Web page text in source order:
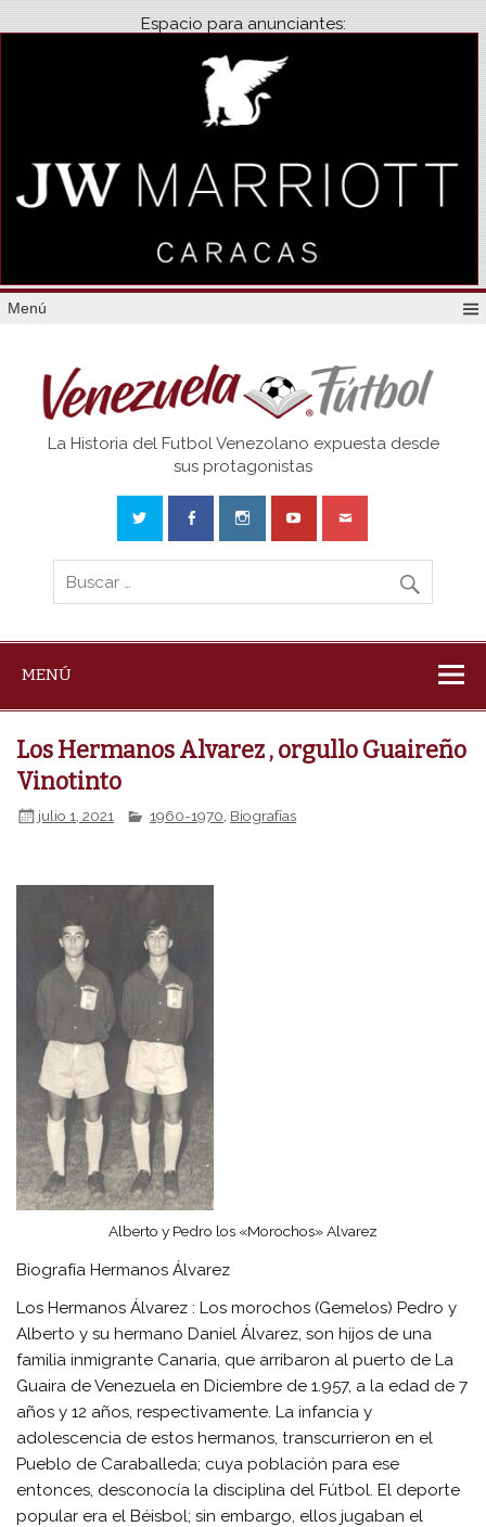
Espacio para anunciantes:
Menú
Venezuela
La Historia del Futbol Venezolano expuesta desde
sus protagonistas
MENÚ
Los Hermanos Alvarez , orgullo Guaireño
Vinotinto
julio 1, 2021 1960-1970 Biografías
Alberto y Pedro los «Morochos» Alvarez
Biografía Hermanos Álvarez
Los Hermanos Álvarez : Los morochos (Gemelos) Pedro y
Alberto y su hermano Daniel Álvarez, son hijos de una
familia inmigrante Canaria, que arribaron al puerto de La
Guaira de Venezuela en Diciembre de 1.957, a la edad de 7
años y 12 años, respectivamente. La infancia y
adolescencia de estos hermanos, transcurrieron en el
Pueblo de Caraballeda; cuya población para ese
entonces, desconocía la disciplina del Fútbol. El deporte
popular era el Béisbol; sin embargo, ellos jugaban el